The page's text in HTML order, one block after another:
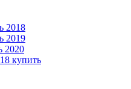
2018
2019
2020
купить